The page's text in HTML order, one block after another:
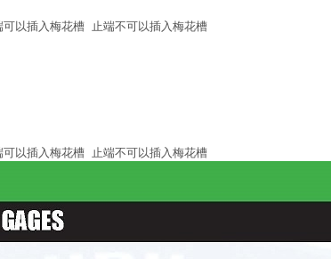
以插入梅花槽 止端不可以插入梅花槽
以插入梅花槽 止端不可以插入梅花槽